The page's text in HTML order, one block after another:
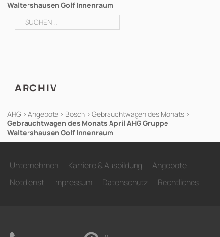
Waltershausen Golf Innenraum
Suchen
nach:
ARCHIV
AHG > Angebote > Bosch > Gebrauchtwagen des Monats >
Gebrauchtwagen des Monats April AHG Gruppe
Waltershausen Golf Innenraum
Unternehmen Karriere & Ausbildung
Angebote
Notdienst
Impressum Datenschutz Rechtliches